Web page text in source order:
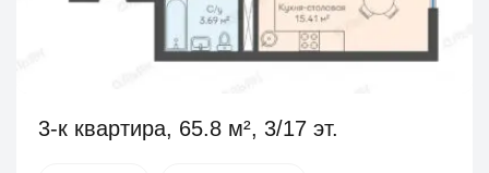
3-к квартира, 65.8 м², 3/17 эт.